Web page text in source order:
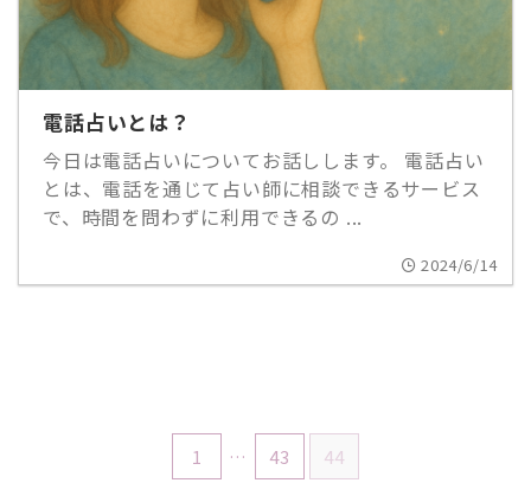
電話占いとは？
今日は電話占いについてお話しします。 電話占い
とは、電話を通じて占い師に相談できるサービス
で、時間を問わずに利用できるの ...
2024/6/14
1 … 43 44